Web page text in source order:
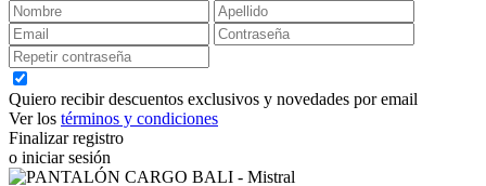
Quiero recibir descuentos exclusivos y novedades por email
Ver los términos y condiciones
Finalizar registro
o iniciar sesión